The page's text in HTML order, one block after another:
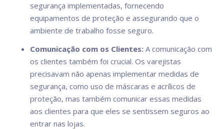
segurança implementadas, fornecendo
equipamentos de proteção e assegurando que o
ambiente de trabalho fosse seguro.
Comunicação com os Clientes: A comunicação com
os clientes também foi crucial. Os varejistas
precisavam não apenas implementar medidas de
segurança, como uso de máscaras e acrílicos de
proteção, mas também comunicar essas medidas
aos clientes para que eles se sentissem seguros ao
entrar nas lojas.